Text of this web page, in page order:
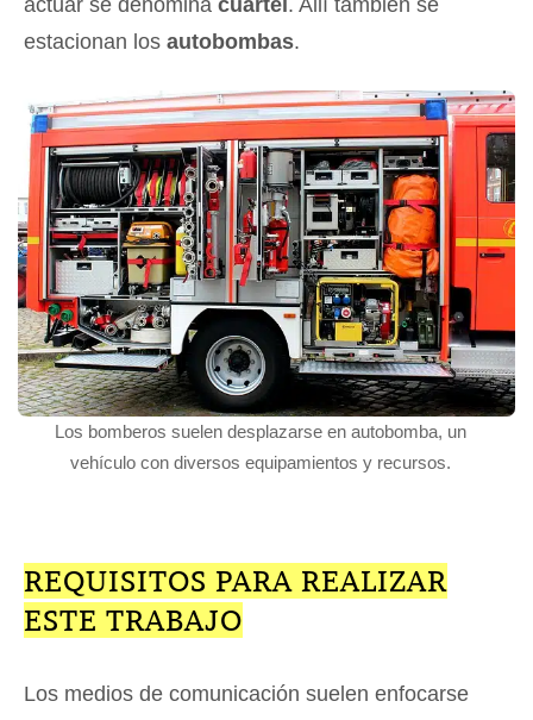
estacionan los autobombas.
Los bomberos suelen desplazarse en autobomba, un
vehículo con diversos equipamientos y recursos.
REQUISITOS PARA REALIZAR
ESTE TRABAJO
Los medios de comunicación suelen enfocarse